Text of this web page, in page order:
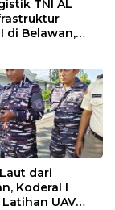
TNI AL
di Belawan,
dari
Koderal I
UAV